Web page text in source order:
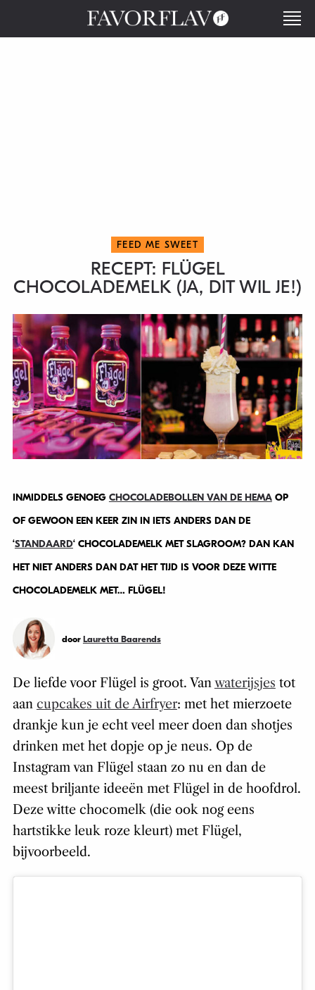
FEED ME SWEET
RECEPT: FLÜGEL
CHOCOLADEMELK (JA, DIT WIL JE!)
INMIDDELS GENOEG CHOCOLADEBOLLEN VAN DE HEMAOP
OF GEWOON EEN KEER ZIN IN IETS ANDERS DAN DE
‘STANDAARD‘ CHOCOLADEMELK MET SLAGROOM? DAN KAN
HET NIET ANDERS DAN DAT HET TIJD IS VOOR DEZE WITTE
CHOCOLADEMELK MET… FLÜGEL!
door Lauretta Baarends
De liefde voor Flügel is groot. Vanwaterijsjes tot
aan cupcakes uit de Airfryer: met het mierzoete
drankje kun je echt veel meer doen dan shotjes
drinken met het dopje op je neus. Op de
Instagram van Flügel staan zo nu en dan de
meest briljante ideeën met Flügel in de hoofdrol.
Deze witte chocomelk (die ook nog eens
hartstikke leuk roze kleurt) met Flügel,
bijvoorbeeld.